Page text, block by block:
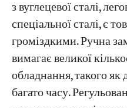
з вуглецевої сталі,
спеціальної сталі, є
громіздкими. Ручна
вимагає великої
обладнання, такого
багато часу.